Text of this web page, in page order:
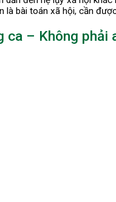
là bài toán xã hội, cần
ca – Không phải